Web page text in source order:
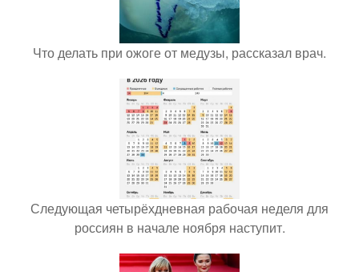
Что делать при ожоге от медузы, рассказал врач.
Следующая четырёхдневная рабочая неделя для
россиян в начале ноября наступит.